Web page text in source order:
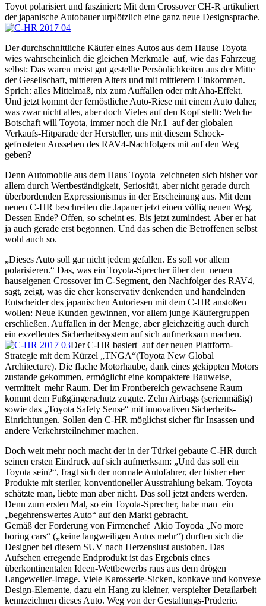
Toyot polarisiert und fasziniert: Mit dem Crossover CH-R artikuliert
der japanische Autobauer urplötzlich eine ganz neue Designsprache.
Der durchschnittliche Käufer eines Autos aus dem Hause Toyota
wies wahrscheinlich die gleichen Merkmale auf, wie das Fahrzeug
selbst: Das waren meist gut gestellte Persönlichkeiten aus der Mitte
der Gesellschaft, mittleren Alters und mit mittlerem Einkommen.
Sprich: alles Mittelmaß, nix zum Auffallen oder mit Aha-Effekt.
Und jetzt kommt der fernöstliche Auto-Riese mit einem Auto daher,
was zwar nicht alles, aber doch Vieles auf den Kopf stellt: Welche
Botschaft will Toyota, immer noch die Nr.1 auf der globalen
Verkaufs-Hitparade der Hersteller, uns mit diesem Schock-
gefrosteten Aussehen des RAV4-Nachfolgers mit auf den Weg
geben?
Denn Automobile aus dem Haus Toyota zeichneten sich bisher vor
allem durch Wertbeständigkeit, Seriosität, aber nicht gerade durch
überbordenden Expressionismus in der Erscheinung aus. Mit dem
neuen C-HR beschreiten die Japaner jetzt einen völlig neuen Weg.
Dessen Ende? Offen, so scheint es. Bis jetzt zumindest. Aber er hat
ja auch gerade erst begonnen. Und das sehen die Betroffenen selbst
wohl auch so.
„Dieses Auto soll gar nicht jedem gefallen. Es soll vor allem
polarisieren.“ Das, was ein Toyota-Sprecher über den neuen
hauseigenen Crossover im C-Segment, den Nachfolger des RAV4,
sagt, zeigt, was die eher konservativ denkenden und handelnden
Entscheider des japanischen Autoriesen mit dem C-HR anstoßen
wollen: Neue Kunden gewinnen, vor allem junge Käufergruppen
erschließen. Auffallen in der Menge, aber gleichzeitig auch durch
ein exzellentes Sicherheitssystem auf sich aufmerksam machen.
Der C-HR basiert auf der neuen Plattform-
Strategie mit dem Kürzel „TNGA“(Toyota New Global
Architecture). Die flache Motorhaube, dank eines gekippten Motors
zustande gekommen, ermöglicht eine kompaktere Bauweise,
vermittelt mehr Raum. Der im Frontbereich gewachsene Raum
kommt dem Fußgängerschutz zugute. Zehn Airbags (serienmäßig)
sowie das „Toyota Safety Sense“ mit innovativen Sicherheits-
Einrichtungen. Sollen den C-HR möglichst sicher für Insassen und
andere Verkehrsteilnehmer machen.
Doch weit mehr noch macht der in der Türkei gebaute C-HR durch
seinen ersten Eindruck auf sich aufmerksam: „Und das soll ein
Toyota sein?“, fragt sich der normale Autofahrer, der bisher eher
Produkte mit steriler, konventioneller Ausstrahlung bekam. Toyota
schätzte man, liebte man aber nicht. Das soll jetzt anders werden.
Denn zum ersten Mal, so ein Toyota-Sprecher, habe man ein
„begehrenswertes Auto“ auf den Markt gebracht.
Gemäß der Forderung von Firmenchef Akio Toyoda „No more
boring cars“ („keine langweiligen Autos mehr“) durften sich die
Designer bei diesem SUV nach Herzenslust austoben. Das
Aufsehen erregende Endprodukt ist das Ergebnis eines
überkontinentalen Ideen-Wettbewerbs raus aus dem drögen
Langeweiler-Image. Viele Karosserie-Sicken, konkave und konvexe
Design-Elemente, dazu ein Hang zu kleiner, verspielter Detailarbeit
kennzeichnen dieses Auto. Weg von der Gestaltungs-Prüderie.